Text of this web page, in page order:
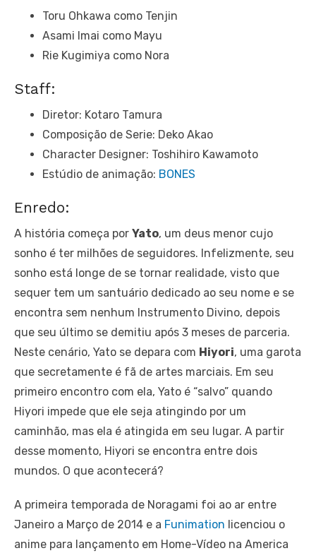
Toru Ohkawa como Tenjin
Asami Imai como Mayu
Rie Kugimiya como Nora
Staff:
Diretor: Kotaro Tamura
Composição de Serie: Deko Akao
Character Designer: Toshihiro Kawamoto
Estúdio de animação: BONES
Enredo:
A história começa por Yato, um deus menor cujo
sonho é ter milhões de seguidores. Infelizmente, seu
sonho está longe de se tornar realidade, visto que
sequer tem um santuário dedicado ao seu nome e se
encontra sem nenhum Instrumento Divino, depois
que seu último se demitiu após 3 meses de parceria.
Neste cenário, Yato se depara com Hiyori, uma garota
que secretamente é fã de artes marciais. Em seu
primeiro encontro com ela, Yato é “salvo” quando
Hiyori impede que ele seja atingindo por um
caminhão, mas ela é atingida em seu lugar. A partir
desse momento, Hiyori se encontra entre dois
mundos. O que acontecerá?
A primeira temporada de Noragami foi ao ar entre
Janeiro a Março de 2014 e a Funimation licenciou o
anime para lançamento em Home-Vídeo na America